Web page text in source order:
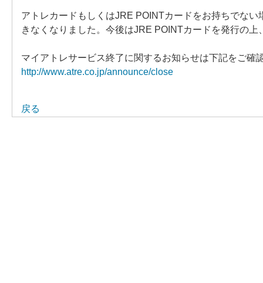
アトレカードもしくはJRE POINTカードをお持ちでな
きなくなりました。今後はJRE POINTカードを発行の
マイアトレサービス終了に関するお知らせは下記をご確
http://www.atre.co.jp/announce/close
戻る